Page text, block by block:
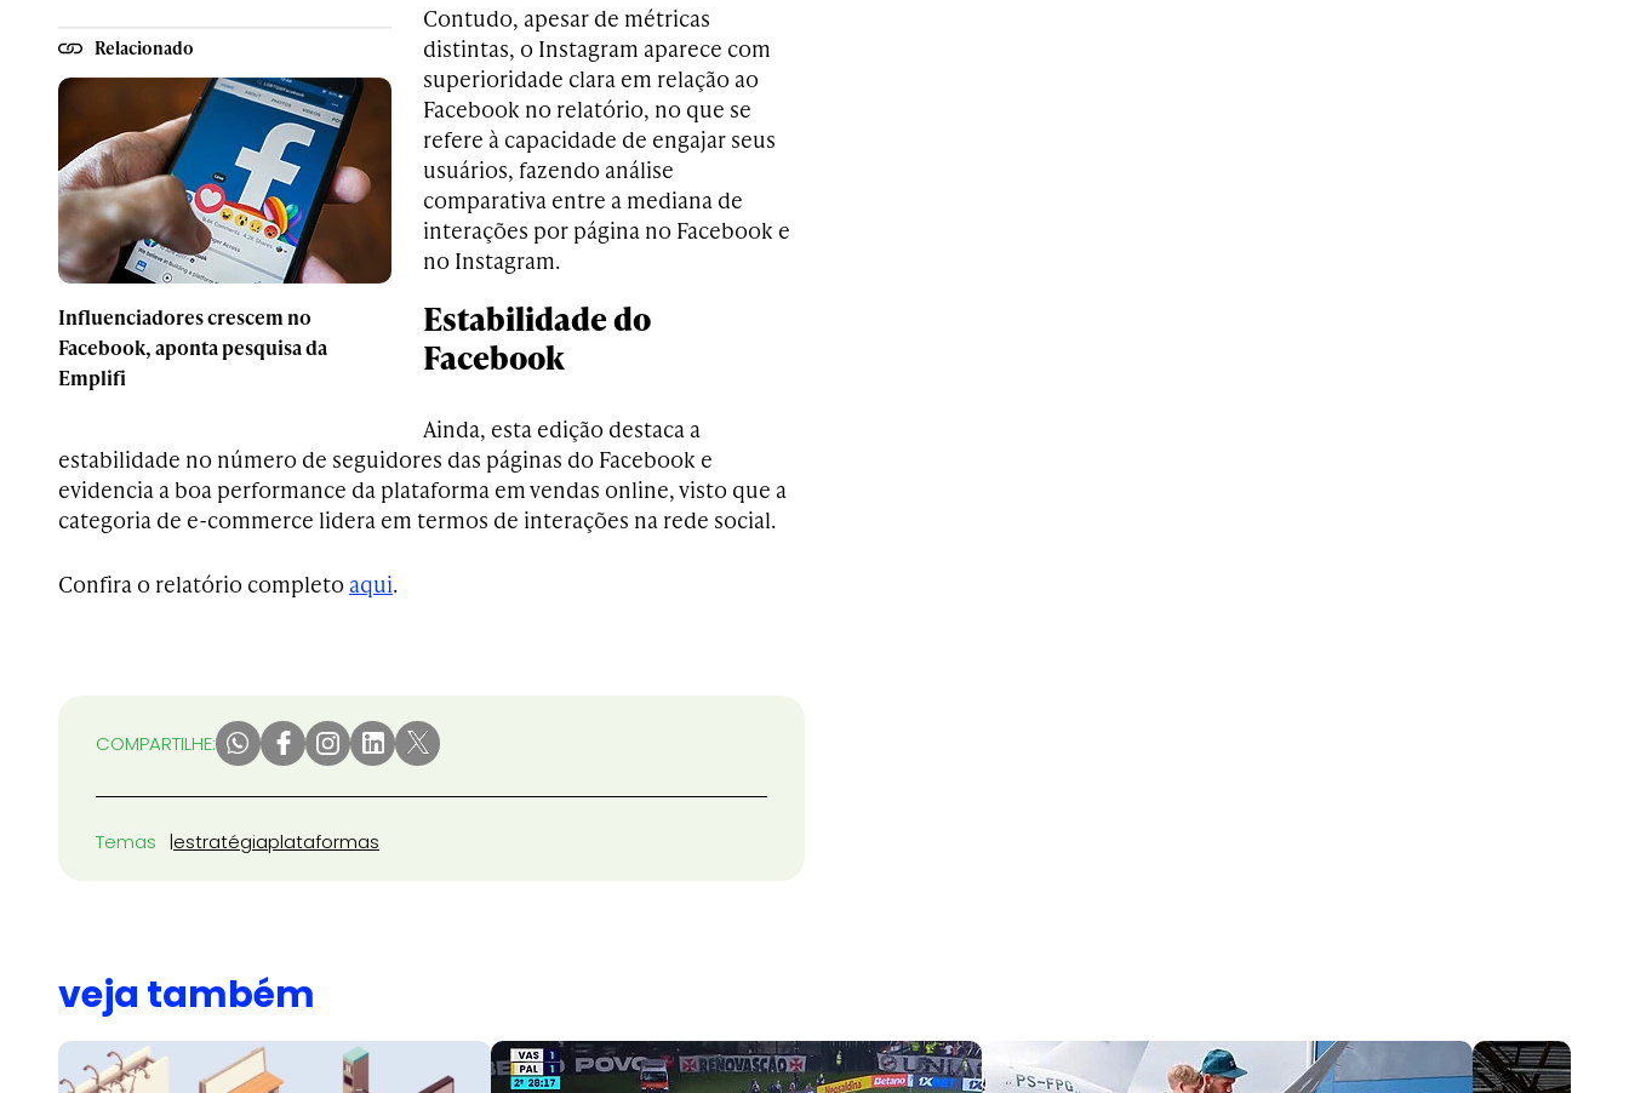
Relacionado
Influenciadores crescem no
Facebook, aponta pesquisa da
Emplifi
Contudo, apesar de métricas
distintas, o Instagram aparece com
superioridade clara em relação ao
Facebook no relatório, no que se
refere à capacidade de engajar seus
usuários, fazendo análise
comparativa entre a mediana de
interações por página no Facebook e
no Instagram.
Estabilidade do
Facebook
Ainda, esta edição destaca a
estabilidade no número de seguidores das páginas do Facebook e
evidencia a boa performance da plataforma em vendas online, visto que a
categoria de e-commerce lidera em termos de interações na rede social.
Confira o relatório completo aqui.
COMPARTILHE:
Temas estratégiaplataformas
veja também